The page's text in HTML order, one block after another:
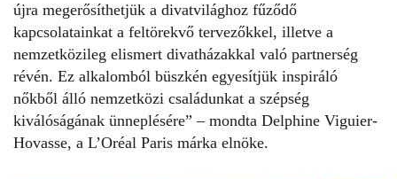
újra megerősíthetjük a divatvilághoz fűződő
kapcsolatainkat a feltörekvő tervezőkkel, illetve a
nemzetközileg elismert divatházakkal való partnerség
révén. Ez alkalomból büszkén egyesítjük inspiráló
nőkből álló nemzetközi családunkat a szépség
kiválóságának ünneplésére” – mondta Delphine Viguier-
Hovasse, a L’Oréal Paris márka elnöke.